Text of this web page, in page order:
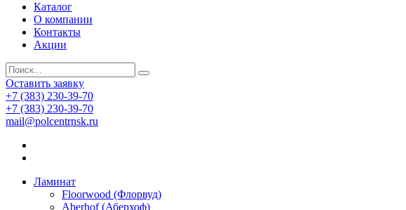
Каталог
О компании
Контакты
Акции
Оставить заявку
+7 (383) 230-39-70
+7 (383) 230-39-70
mail@polcentrnsk.ru
Ламинат
Floorwood (Флорвуд)
Aberhof (Аберхоф)